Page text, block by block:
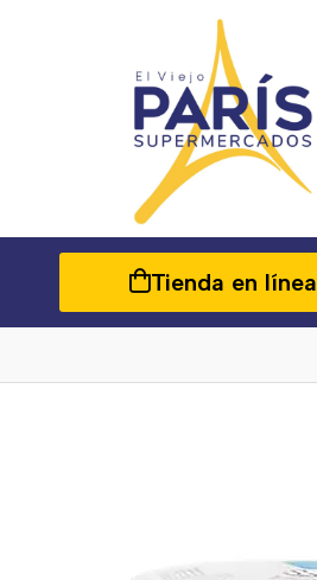
Tienda en línea